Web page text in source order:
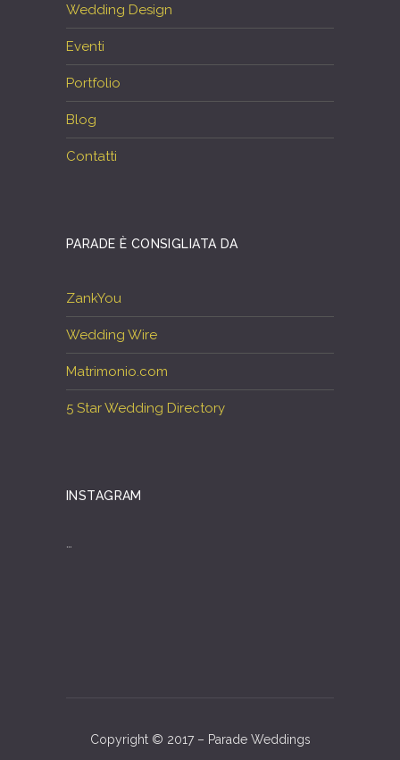
Wedding Design
Eventi
Portfolio
Blog
Contatti
PARADE È CONSIGLIATA DA
ZankYou
Wedding Wire
Matrimonio.com
5 Star Wedding Directory
INSTAGRAM
…
Copyright © 2017 – Parade Weddings